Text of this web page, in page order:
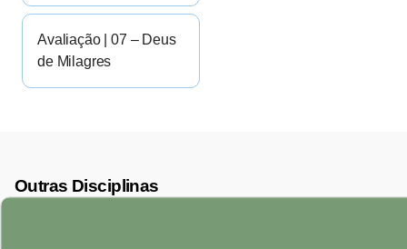
Avaliação | 07 – Deus
de Milagres
Outras Disciplinas